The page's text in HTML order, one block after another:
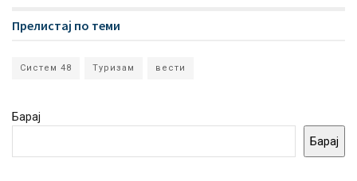
Прелистај по теми
Систем 48 Туризам вести
Барај
Барај